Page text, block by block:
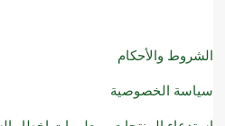
الشروط والأحكام
سياسة الخصوصية